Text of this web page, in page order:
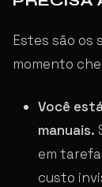
Estes são os
momento
Você
manuais.
em
custo